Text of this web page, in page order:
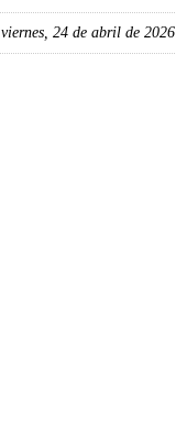
viernes, 24 de abril de 2026